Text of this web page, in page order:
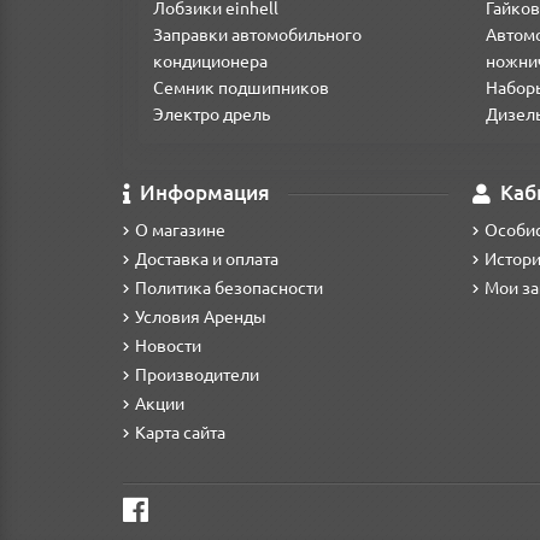
пневмошланг, спиральный шланг, полиуретановый
Лобзики einhell
Заправки автомобильного
кондиционера
Семник подшипников
Электро дрель
Информация
О магазине
Доставка и оплата
Политика безопасности
Условия Аренды
Новости
Производители
Акции
Карта сайта
Мои